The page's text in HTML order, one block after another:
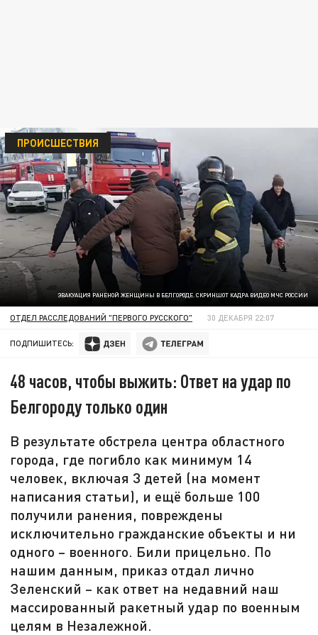
ЭВАКУАЦИЯ РАНЕНОЙ ЖЕНЩИНЫ В БЕЛГОРОДЕ. СКРИНШОТ КАДРА ВИДЕО МЧС РОССИИ
ПРОИСШЕСТВИЯ
ОТДЕЛ РАССЛЕДОВАНИЙ "ПЕРВОГО РУССКОГО" 30 ДЕКАБРЯ 22:07
ПОДПИШИТЕСЬ:
48 часов, чтобы выжить: Ответ на удар по
Белгороду только один
В результате обстрела центра областного
города, где погибло как минимум 14
человек, включая 3 детей (на момент
написания статьи), и ещё больше 100
получили ранения, повреждены
исключительно гражданские объекты и ни
одного – военного. Били прицельно. По
нашим данным, приказ отдал лично
Зеленский – как ответ на недавний наш
массированный ракетный удар по военным
целям в Незалежной.